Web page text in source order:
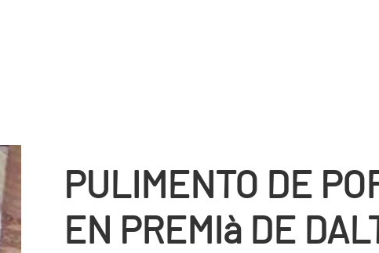
PULIMENTO DE
EN PREMIà DE